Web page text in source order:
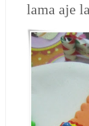
lama aje